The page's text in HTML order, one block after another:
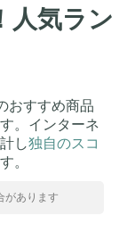
人気ラン
おすすめ商品
。インターネ
し独自のスコ
。
があります